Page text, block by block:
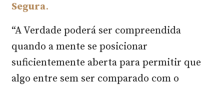
Segura.
“A Verdade poderá ser compreendida
quando a mente se posicionar
suficientemente aberta para permitir que
algo entre sem ser comparado com o